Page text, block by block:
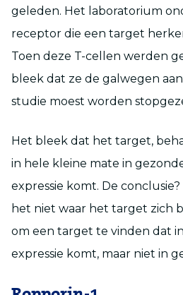
geleden. Het laboratorium
receptor die een target
Toen deze T-cellen werden
bleek dat ze de galwegen
studie moest worden
Het bleek dat het target,
in hele kleine mate in
expressie komt. De
het niet waar het target zich
om een target te vinden dat
expressie komt, maar niet in